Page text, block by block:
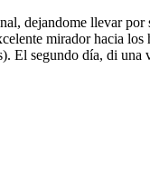
dejandome llevar por
mirador hacia
El segundo día, di